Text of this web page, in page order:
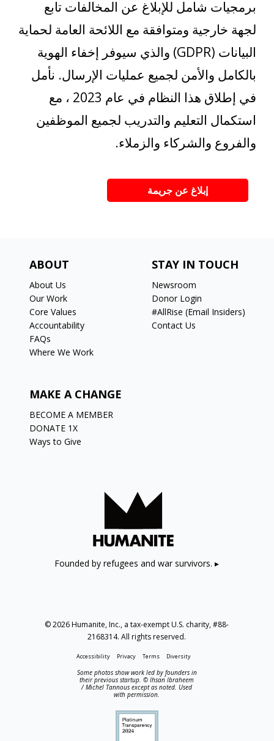
برمجيات شامل للإبلاغ عن المخالفات تابع
لجهة خارجية ومتوافقة مع اللائحة العامة لحماية
البيانات (GDPR) والذي سيوفر إخفاء الهوية
بالكامل والأمن لجميع عمليات الإرسال. نأمل
في إطلاق هذا النظام في عام 2023 ، مع
استكمال التعليم والتدريب لجميع الموظفين
والفروع والشركاء والزملاء.
إبلاغ عن جريمة
ABOUT
About Us
Our Work
Core Values
Accountability
FAQs
Where We Work
STAY IN TOUCH
Newsroom
Donor Login
#AllRise (Email Insiders)
Contact Us
MAKE A CHANGE
BECOME A MEMBER
DONATE 1X
Ways to Give
Founded by refugees and war survivors. ▸
© 2026 Humanite, Inc., a tax-exempt U.S. charity, #88-
2168314. All rights reserved.
Accessibility Privacy Terms Diversity
Some photos show work led by founders in
their previous startup. © Ihsan Ibraheem
/ Michel Tannous except as noted. Used
with permission.